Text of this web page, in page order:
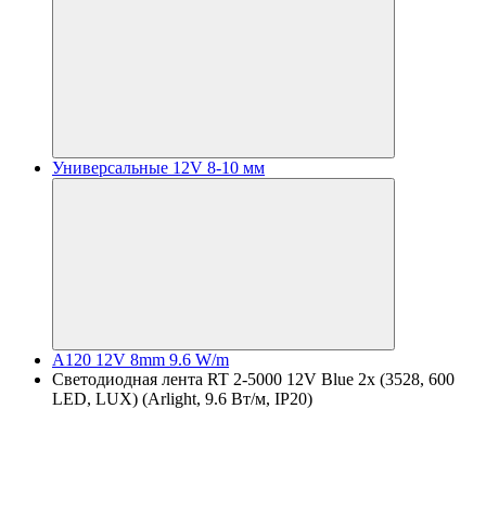
Универсальные 12V 8-10 мм
A120 12V 8mm 9.6 W/m
Светодиодная лента RT 2-5000 12V Blue 2x (3528, 600
LED, LUX) (Arlight, 9.6 Вт/м, IP20)